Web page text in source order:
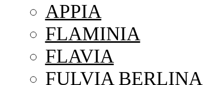
APPIA
FLAMINIA
FLAVIA
FULVIA BERLINA